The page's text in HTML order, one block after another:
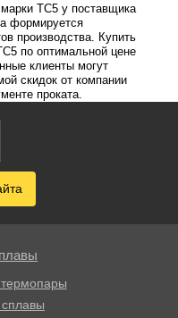
марки ТС5 у поставщика
формируется
производства. Купить
по оптимальной цене
клиенты могут
скидок от компании
проката.